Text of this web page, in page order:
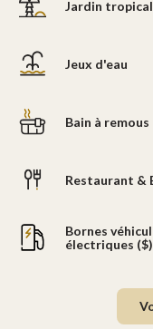
Jardin tropical
Jeux d'eau
Bain à remous
Restaurant &
Bornes
électriques ($)